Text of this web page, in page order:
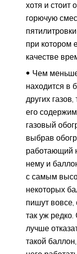
хотя и стоит
горючую
при котором
качестве
Чем
находится в
других
его
газовый
выбрав
работающий
нему и
с самым
некоторых
пишут вовсе,
так уж редко.
лучше
такой